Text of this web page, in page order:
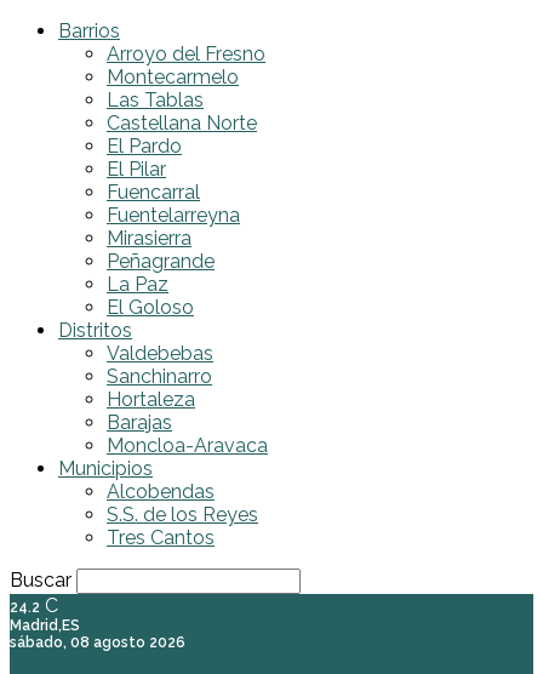
Barrios
Arroyo del Fresno
Montecarmelo
Las Tablas
Castellana Norte
El Pardo
El Pilar
Fuencarral
Fuentelarreyna
Mirasierra
Peñagrande
La Paz
El Goloso
Distritos
Valdebebas
Sanchinarro
Hortaleza
Barajas
Moncloa-Aravaca
Municipios
Alcobendas
S.S. de los Reyes
Tres Cantos
Buscar
24.2 C
Madrid,ES
sábado, 08 agosto 2026